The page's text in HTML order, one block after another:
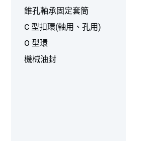
錐孔軸承固定套筒
C 型扣環(軸用、孔用)
O 型環
機械油封